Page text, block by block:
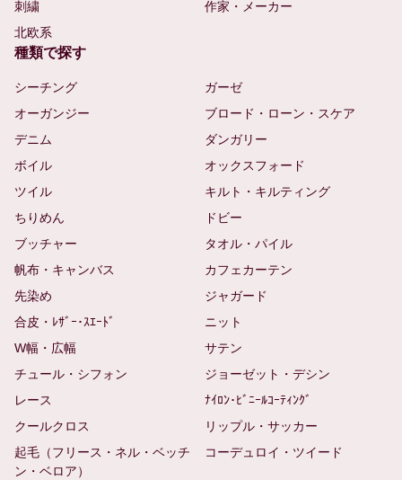
刺繍
作家・メーカー
北欧系
種類で探す
シーチング
ガーゼ
オーガンジー
ブロード・ローン・スケア
デニム
ダンガリー
ボイル
オックスフォード
ツイル
キルト・キルティング
ちりめん
ドビー
ブッチャー
タオル・パイル
帆布・キャンバス
カフェカーテン
先染め
ジャガード
合皮・ﾚｻﾞｰ･ｽｴｰﾄﾞ
ニット
W幅・広幅
サテン
チュール・シフォン
ジョーゼット・デシン
レース
ﾅｲﾛﾝ･ﾋﾞﾆｰﾙｺｰﾃｨﾝｸﾞ
クールクロス
リップル・サッカー
起毛（フリース・ネル・ベッチ
ン・ベロア）
コーデュロイ・ツイード